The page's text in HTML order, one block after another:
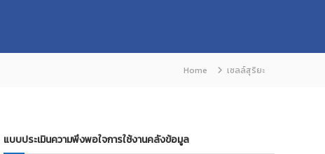
Home เซลล์สุริยะ
แบบประเมินความพึงพอใจการใช้งานคลังข้อมูล